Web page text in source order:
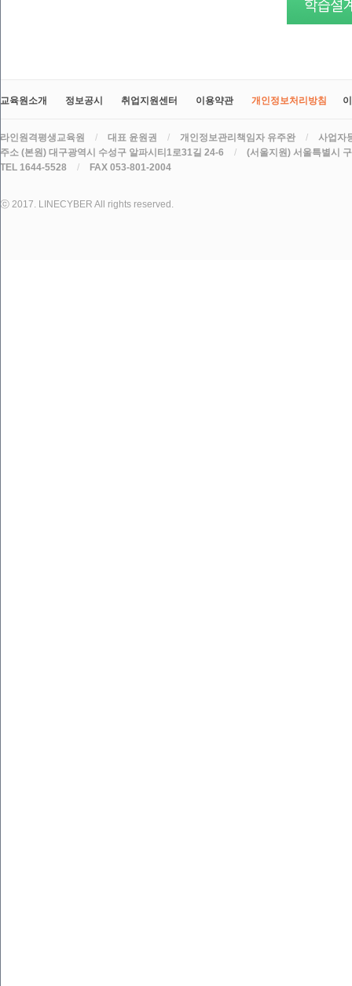
교육원소개 정보공시 취업지원센터 이용약관 개인정보처리방침
라인원격평생교육원 / 대표 윤원권 / 개인정보관리책임자 유주완 /
사업자
주소 (본원) 대구광역시 수성구 알파시티1로31길 24-6
/
(서울지원) 서울특별시
TEL 1644-5528
/ FAX 053-801-2004
ⓒ 2017. LINECYBER All rights reserved.